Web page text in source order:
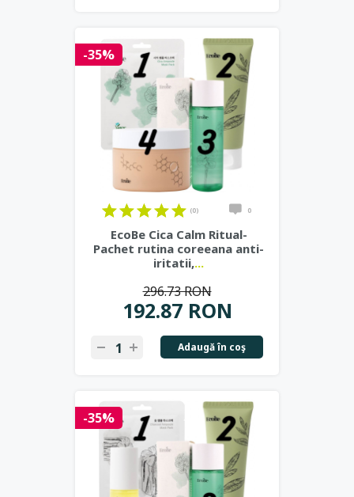
-35%
(0) 0
EcoBe Cica Calm Ritual-
Pachet rutina coreeana anti-
iritatii,...
192.87 RON
296.73 RON
Adaugă în coş
-35%